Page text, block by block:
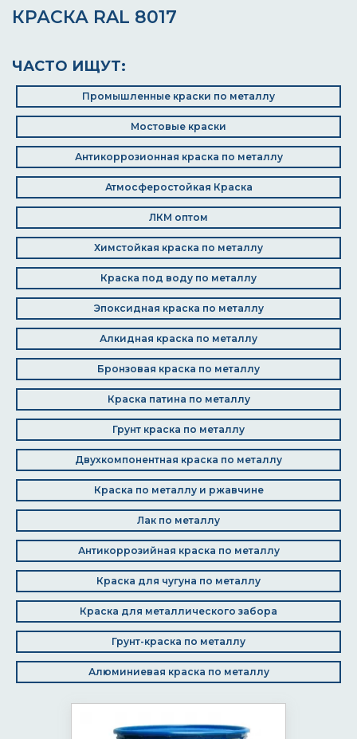
КРАСКА RAL 8017
ЧАСТО ИЩУТ:
Промышленные краски по металлу
Мостовые краски
Антикоррозионная краска по металлу
Атмосферостойкая Краска
ЛКМ оптом
Химстойкая краска по металлу
Краска под воду по металлу
Эпоксидная краска по металлу
Алкидная краска по металлу
Бронзовая краска по металлу
Краска патина по металлу
Грунт краска по металлу
Двухкомпонентная краска по металлу
Краска по металлу и ржавчине
Лак по металлу
Антикоррозийная краска по металлу
Краска для чугуна по металлу
Краска для металлического забора
Грунт-краска по металлу
Алюминиевая краска по металлу